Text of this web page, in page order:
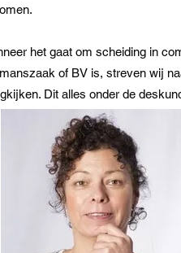
het gaat om scheiding in
of BV is, streven wij
Dit alles onder de